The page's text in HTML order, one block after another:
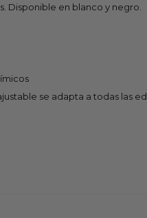
Disponible en blanco y negro.
se adapta a todas las